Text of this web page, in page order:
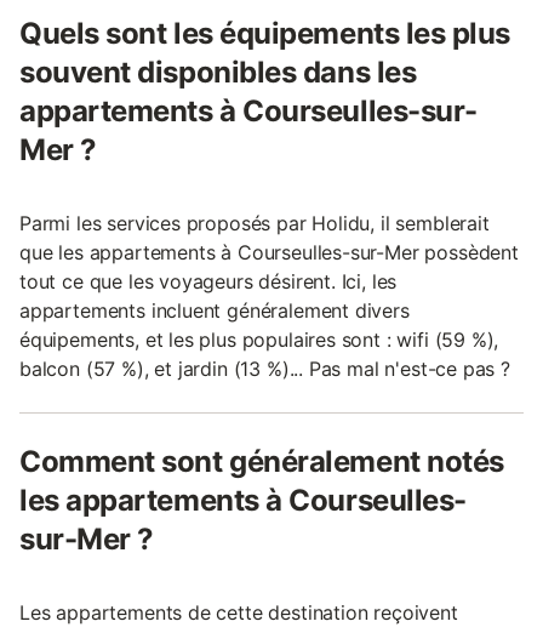
Quels sont les équipements les plus
souvent disponibles dans les
appartements à Courseulles-sur-
Mer ?
Parmi les services proposés par Holidu, il semblerait
que les appartements à Courseulles-sur-Mer possèdent
tout ce que les voyageurs désirent. Ici, les
appartements incluent généralement divers
équipements, et les plus populaires sont : wifi (59 %),
balcon (57 %), et jardin (13 %)... Pas mal n'est-ce pas ?
Comment sont généralement notés
les appartements à Courseulles-
sur-Mer ?
Les appartements de cette destination reçoivent